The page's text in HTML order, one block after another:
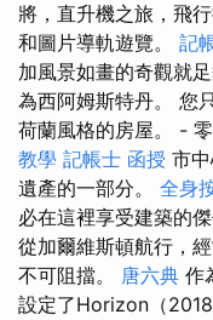
將，直升機之旅，飛
和圖片導軌遊覽。 記
加風景如畫的奇觀就
為西阿姆斯特丹。 您
荷蘭風格的房屋。 -
教學 記帳士 函授 市
遺產的一部分。 全身
必在這裡享受建築的傑
從加爾維斯頓航行，
不可阻擋。 唐六典 作
設定了Horizo​​n（